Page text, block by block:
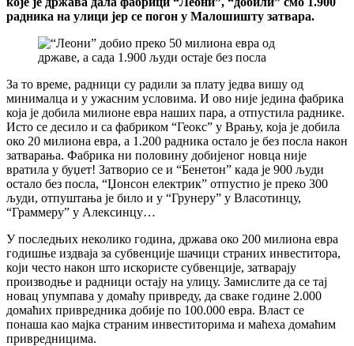
радника на улици јер се погон у Малошишту затвара.
За то време, радници су радили за плату једва вишу од
минималца и у ужасним условима. И ово није једина фабрика
која је добила милионе евра наших пара, а отпустила раднике.
Исто се десило и са фабриком “Геокс” у Врању, која је добила
око 20 милиона евра, а 1.200 радника остало је без посла након
затварања. Фабрика ни половину добијеног новца није
вратила у буџет! Затворио се и “Бенетон” када је 900 људи
остало без посла, “Џонсон електрик” отпустио је преко 300
људи, отпуштања је било и у “Грунеру” у Власотинцу,
“Граммеру” у Алексинцу…
У последњих неколико година, држава око 200 милиона евра
годишње издваја за субвенције шачици страних инвеститора,
који често након што искористе субвенције, затварају
производње и радници остају на улицу. Замислите да се тај
новац упумпава у домаћу привреду, да сваке године 2.000
домаћих привредника добије по 100.000 евра. Власт се
понаша као мајка страним инвеститорима и маћеха домаћим
привредницима.